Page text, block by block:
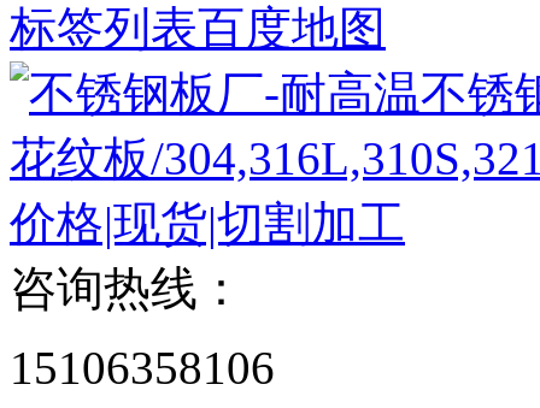
标签列表百度地图
咨询热线：
15106358106